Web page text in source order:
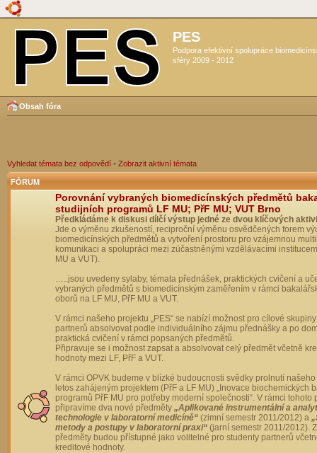
PES
Podpora efektivní spolupráce
sféry 2009 - 2012
Obsah fóra
Vyhledat témata bez odpovědí • Zobrazit aktivní témata
FÓRUM
Porovnání vybraných biomedicínských předmětů
studijních programů LF MU; PřF MU; VUT Brno
Předkládáme k diskusi dílčí výstup jedné ze dvou klíčových
Jde o výměnu zkušeností, reciproční výměnu osvědčených forem
biomedicínských předmětů a vytvoření prostoru pro vzájemnou
komunikaci a spolupráci mezi zúčastněnými vzdělávacími
MU a VUT).
…..jsou uvedeny sylaby, témata přednášek, praktických cvičení a
vybraných předmětů s biomedicínským zaměřením v rámci
oborů na LF MU, PřF MU a VUT.
V rámci našeho projektu „PES“ se nabízí možnost pro cílové
partnerů absolvovat podle individuálního zájmu přednášky a po
praktická cvičení v rámci popsaných předmětů.
Připravuje se i možnost zapsat a absolvovat celý předmět včetně
hodnoty mezi LF, PřF a VUT.
V rámci OPVK budeme v blízké budoucnosti svědky prolnutí
letos zahájeným projektem (PřF a LF MU) „Inovace biochemických
programů PřF MU pro potřeby moderní společnosti“. V rámci tohoto
připravíme dva nové předměty „Aplikované instrumentální a
technologie v laboratorní medicíně“ (zimní semestr 2011/2012) a
metody a postupy v laboratorní praxi“ (jarní semestr 2011/2012).
předměty budou přístupné jako volitelné pro studenty partnerů
kreditové hodnoty.